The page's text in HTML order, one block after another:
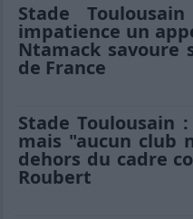
Stade
impatience un
Ntamack savoure
de France
Stade Toulousain
mais "aucun club
dehors du cadre
Roubert